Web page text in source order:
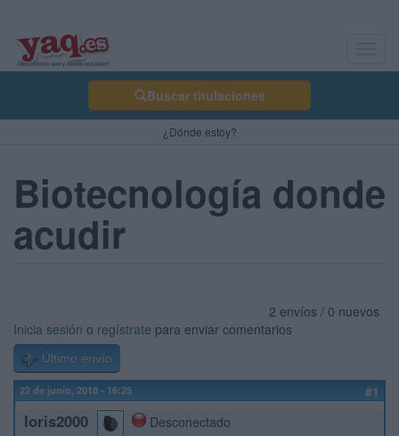
Buscar titulaciones
¿Dónde estoy?
Biotecnología donde
acudir
2 envíos / 0 nuevos
Inicia sesión o regístrate para enviar comentarios
Último envío
22 de junio, 2018 - 16:25 #1
loris2000
Desconectado